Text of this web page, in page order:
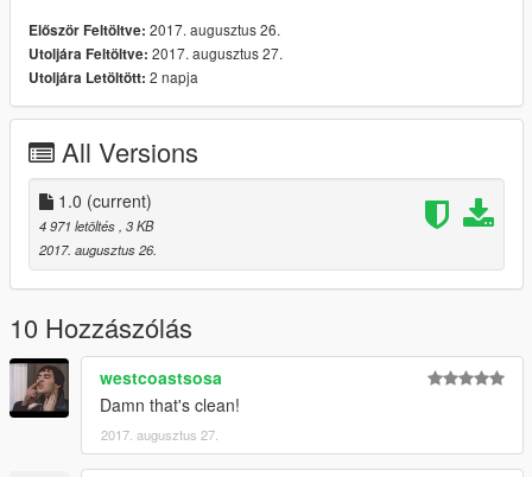
Először Feltöltve: 2017. augusztus 26.
Utoljára Feltöltve: 2017. augusztus 27.
Utoljára Letöltött: 2 napja
All Versions
1.0 (current)
4 971 letöltés , 3 KB
2017. augusztus 26.
10 Hozzászólás
westcoastsosa
Damn that's clean!
2017. augusztus 27.